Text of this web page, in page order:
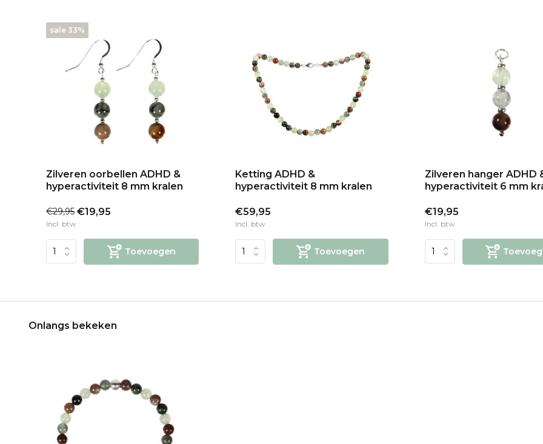
sale 33%
Zilveren oorbellen ADHD &
hyperactiviteit 8 mm kralen
€29,95 €19,95
Incl. btw
Toevoegen
Ketting ADHD &
hyperactiviteit 8 mm kralen
€59,95
Incl. btw
Toevoegen
Zilveren hanger ADHD
hyperactiviteit 6 mm
€19,95
Incl. btw
Onlangs bekeken